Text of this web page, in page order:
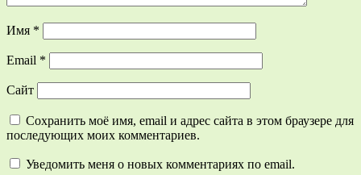
Имя *
Email *
Сайт
Сохранить моё имя, email и адрес сайта в этом браузере для
последующих моих комментариев.
Уведомить меня о новых комментариях по email.